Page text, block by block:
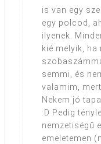
is van egy
egy polcod,
ilyenek.
kié melyik, ha
semmi, és
valamim,
Nekem jó
:D Pedig
nemzetiségű
emeletemen